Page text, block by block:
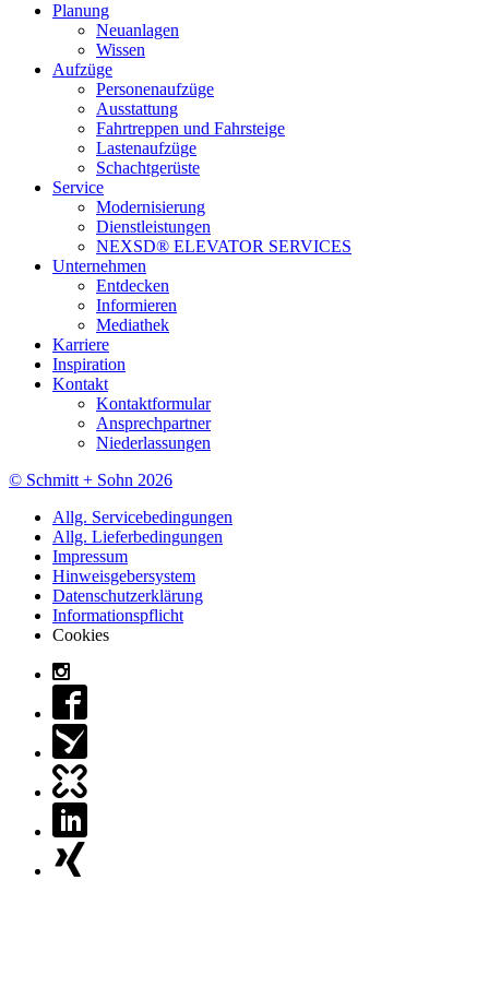
Planung
Neuanlagen
Wissen
Aufzüge
Personenaufzüge
Ausstattung
Fahrtreppen und Fahrsteige
Lastenaufzüge
Schachtgerüste
Service
Modernisierung
Dienstleistungen
NEXSD® ELEVATOR SERVICES
Unternehmen
Entdecken
Informieren
Mediathek
Karriere
Inspiration
Kontakt
Kontaktformular
Ansprechpartner
Niederlassungen
© Schmitt + Sohn 2026
Allg. Servicebedingungen
Allg. Lieferbedingungen
Impressum
Hinweisgebersystem
Datenschutzerklärung
Informationspflicht
Cookies